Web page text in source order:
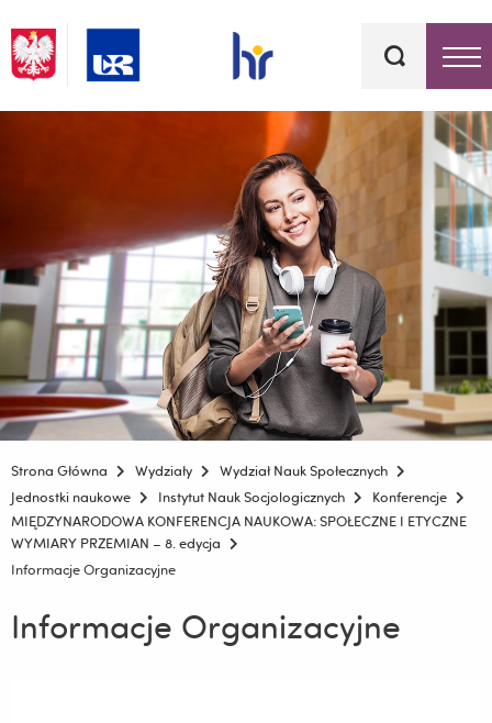
kluczowe
Strona Główna Wydziały
Wydział Nauk Społecznych
Jednostki naukowe
Instytut Nauk Socjologicznych
Konferencje
MIĘDZYNARODOWA KONFERENCJA NAUKOWA: SPOŁECZNE I ETYCZNE
WYMIARY PRZEMIAN – 8. edycja
Informacje Organizacyjne
Informacje Organizacyjne